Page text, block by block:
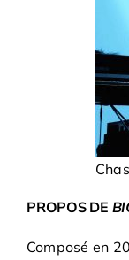
PROPOS DE
Composé en